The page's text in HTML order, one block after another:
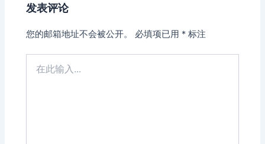
发表评论
您的邮箱地址不会被公开。 必填项已用 * 标注